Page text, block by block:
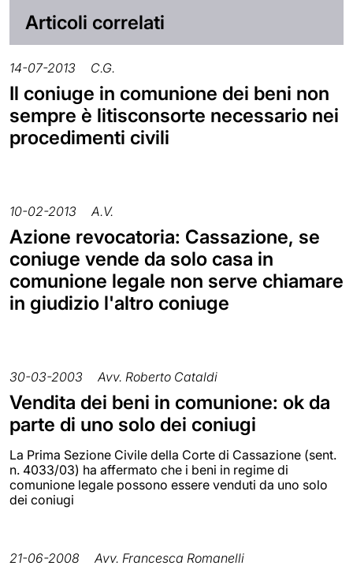
Articoli correlati
14-07-2013 C.G.
Il coniuge in comunione dei beni non
sempre è litisconsorte necessario nei
procedimenti civili
10-02-2013 A.V.
Azione revocatoria: Cassazione, se
coniuge vende da solo casa in
comunione legale non serve chiamare
in giudizio l'altro coniuge
30-03-2003 Avv. Roberto Cataldi
Vendita dei beni in comunione: ok da
parte di uno solo dei coniugi
La Prima Sezione Civile della Corte di Cassazione (sent.
n. 4033/03) ha affermato che i beni in regime di
comunione legale possono essere venduti da uno solo
dei coniugi
21-06-2008 Avv. Francesca Romanelli